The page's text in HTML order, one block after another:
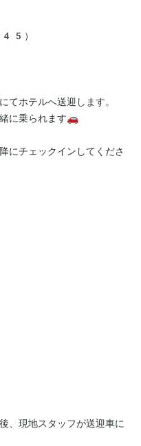
）
てホテルへ送迎します。
に乗られます🚗
にチェックインしてくださ
、現地スタッフが送迎車に